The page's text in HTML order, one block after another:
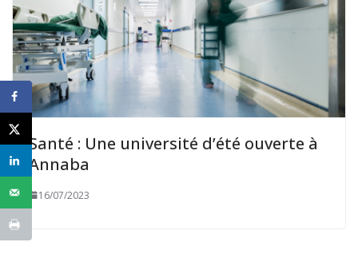
Santé : Une université d’été ouverte à
Annaba
16/07/2023